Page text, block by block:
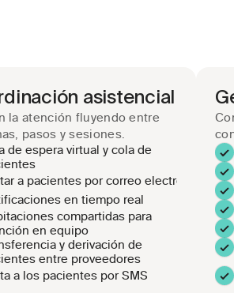
asistencial
la atención fluyendo entre
pasos y sesiones.
de espera virtual y cola de
a pacientes por correo electrónico
en tiempo real
compartidas para
en equipo
y derivación de
entre proveedores
a los pacientes por SMS